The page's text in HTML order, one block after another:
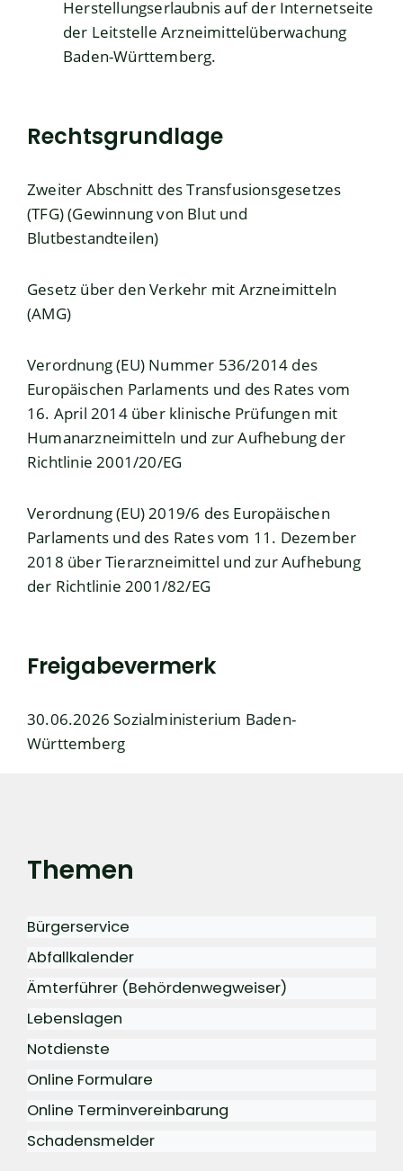
Herstellungserlaubnis auf der Internetseite
der Leitstelle Arzneimittelüberwachung
Baden-Württemberg.
Rechtsgrundlage
Zweiter Abschnitt des Transfusionsgesetzes
(TFG) (Gewinnung von Blut und
Blutbestandteilen)
Gesetz über den Verkehr mit Arzneimitteln
(AMG)
Verordnung (EU) Nummer 536/2014 des
Europäischen Parlaments und des Rates vom
16. April 2014 über klinische Prüfungen mit
Humanarzneimitteln und zur Aufhebung der
Richtlinie 2001/20/EG
Verordnung (EU) 2019/6 des Europäischen
Parlaments und des Rates vom 11. Dezember
2018 über Tierarzneimittel und zur Aufhebung
der Richtlinie 2001/82/EG
Freigabevermerk
30.06.2026 Sozialministerium Baden-
Württemberg
Themen
Bürgerservice
Abfallkalender
Ämterführer (Behördenwegweiser)
Lebenslagen
Notdienste
Online Formulare
Online Terminvereinbarung
Schadensmelder